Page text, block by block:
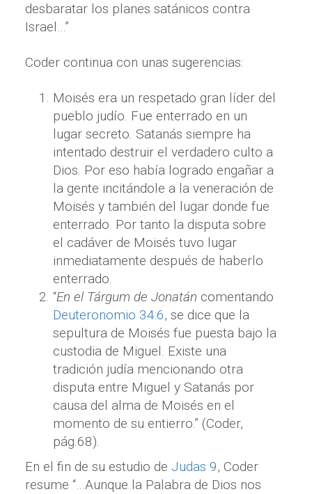
desbaratar los planes satánicos contra
Israel…”
Coder continua con unas sugerencias:
Moisés era un respetado gran líder del
pueblo judío. Fue enterrado en un
lugar secreto. Satanás siempre ha
intentado destruir el verdadero culto a
Dios. Por eso había logrado engañar a
la gente incitándole a la veneración de
Moisés y también del lugar donde fue
enterrado. Por tanto la disputa sobre
el cadáver de Moisés tuvo lugar
inmediatamente después de haberlo
enterrado.
“En el Tárgum de Jonatán comentando
Deuteronomio 34:6, se dice que la
sepultura de Moisés fue puesta bajo la
custodia de Miguel. Existe una
tradición judía mencionando otra
disputa entre Miguel y Satanás por
causa del alma de Moisés en el
momento de su entierro.” (Coder,
pág.68).
En el fin de su estudio de Judas 9, Coder
resume “…Aunque la Palabra de Dios nos